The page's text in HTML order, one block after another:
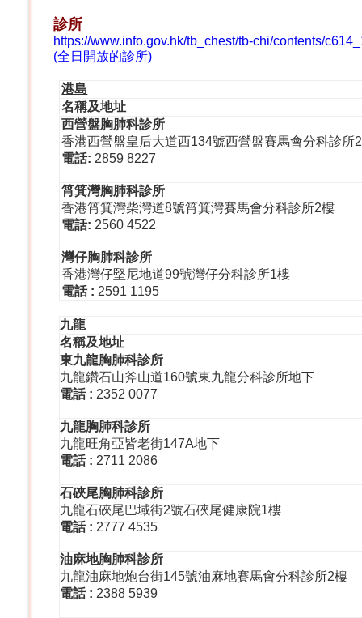
診所
https://www.info.gov.hk/tb_chest/tb-chi/contents/
(全日開放的診所)
港島
名稱及地址
西營盤胸肺科診所
香港西營盤皇后大道西134號西營盤賽馬會分科診所
電話: 2859 8227
筲箕灣胸肺科診所
香港筲箕灣柴灣道8號筲箕灣賽馬會分科診所2樓
電話: 2560 4522
灣仔胸肺科診所
香港灣仔堅尼地道99號灣仔分科診所1樓
電話: 2591 1195
九龍
名稱及地址
東九龍胸肺科診所
九龍鑽石山斧山道160號東九龍分科診所地下
電話: 2352 0077
九龍胸肺科診所
九龍旺角亞皆老街147A地下
電話: 2711 2086
石硤尾胸肺科診所
九龍石硤尾巴域街2號石硤尾健康院1樓
電話: 2777 4535
油麻地胸肺科診所
九龍油麻地炮台街145號油麻地賽馬會分科診所2樓
電話: 2388 5939